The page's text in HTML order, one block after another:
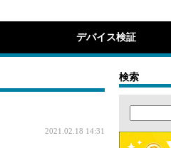
デバイス検証
2021.02.18 14:31
検索